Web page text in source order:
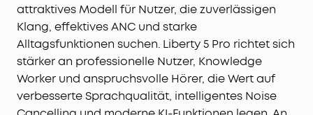
attraktives Modell für Nutzer, die zuverlässigen
Klang, effektives ANC und starke
Alltagsfunktionen suchen. Liberty 5 Pro richtet sich
stärker an professionelle Nutzer, Knowledge
Worker und anspruchsvolle Hörer, die Wert auf
verbesserte Sprachqualität, intelligentes Noise